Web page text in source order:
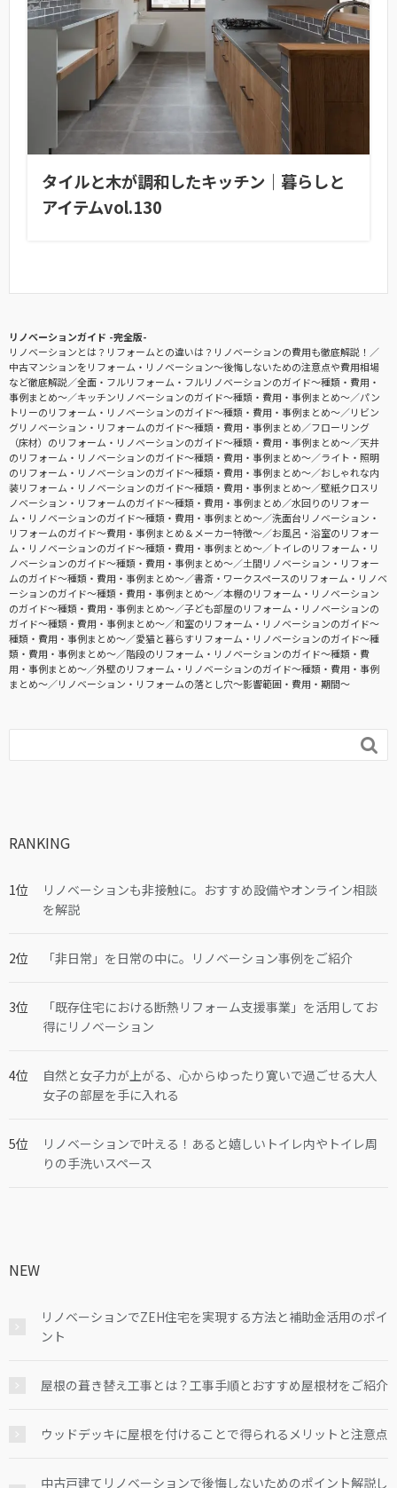
タイルと木が調和したキッチン｜暮らしと
アイテムvol.130
リノベーションガイド -完全版-
リノベーションとは？リフォームとの違いは？リノベーションの費用も徹底解説！
中古マンションをリフォーム・リノベーション〜後悔しないための注意点や費用相場
など徹底解説
全面・フルリフォーム・フルリノベーションのガイド〜種類・費用・
事例まとめ〜
キッチンリノベーションのガイド〜種類・費用・事例まとめ〜
パン
トリーのリフォーム・リノベーションのガイド〜種類・費用・事例まとめ〜
リビン
グリノベーション・リフォームのガイド〜種類・費用・事例まとめ
フローリング
（床材）のリフォーム・リノベーションのガイド〜種類・費用・事例まとめ〜
天井
のリフォーム・リノベーションのガイド〜種類・費用・事例まとめ〜
ライト・照明
のリフォーム・リノベーションのガイド〜種類・費用・事例まとめ〜
おしゃれな内
装リフォーム・リノベーションのガイド〜種類・費用・事例まとめ〜
壁紙クロスリ
ノベーション・リフォームのガイド〜種類・費用・事例まとめ
水回りのリフォー
ム・リノベーションのガイド〜種類・費用・事例まとめ〜
洗面台リノベーション・
リフォームのガイド〜費用・事例まとめ＆メーカー特徴〜
お風呂・浴室のリフォー
ム・リノベーションのガイド〜種類・費用・事例まとめ〜
トイレのリフォーム・リ
ノベーションのガイド〜種類・費用・事例まとめ〜
土間リノベーション・リフォー
ムのガイド〜種類・費用・事例まとめ〜
書斎・ワークスペースのリフォーム・リノベ
ーションのガイド〜種類・費用・事例まとめ〜
本棚のリフォーム・リノベーション
のガイド〜種類・費用・事例まとめ〜
子ども部屋のリフォーム・リノベーションの
ガイド〜種類・費用・事例まとめ〜
和室のリフォーム・リノベーションのガイド〜
種類・費用・事例まとめ〜
愛猫と暮らすリフォーム・リノベーションのガイド〜種
類・費用・事例まとめ〜
階段のリフォーム・リノベーションのガイド〜種類・費
用・事例まとめ〜
外壁のリフォーム・リノベーションのガイド〜種類・費用・事例
まとめ〜
リノベーション・リフォームの落とし穴～影響範囲・費用・期間～

RANKING
リノベーションも非接触に。おすすめ設備やオンライン相談
を解説
「非日常」を日常の中に。リノベーション事例をご紹介
「既存住宅における断熱リフォーム支援事業」を活用してお
得にリノベーション
自然と女子力が上がる、心からゆったり寛いで過ごせる大人
女子の部屋を手に入れる
リノベーションで叶える！あると嬉しいトイレ内やトイレ周
りの手洗いスペース
NEW
リノベーションでZEH住宅を実現する方法と補助金活用のポイ
ント
屋根の葺き替え工事とは？工事手順とおすすめ屋根材をご紹介
ウッドデッキに屋根を付けることで得られるメリットと注意点
中古戸建てリノベーションで後悔しないためのポイント解説し